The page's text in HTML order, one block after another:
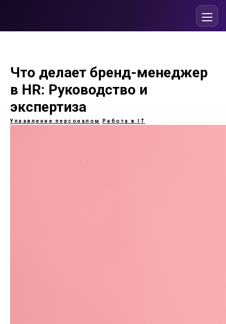
Что делает бренд-менеджер
в HR: Руководство и
экспертиза
Управление персоналом Работа в IT